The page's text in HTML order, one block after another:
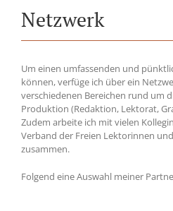
Netzwerk
Um einen umfassenden und
können, verfüge ich über ein
verschiedenen Bereichen rund um
Produktion (Redaktion, Lektorat,
Zudem arbeite ich mit vielen
Verband der Freien Lektorinnen
zusammen.
Folgend eine Auswahl meiner